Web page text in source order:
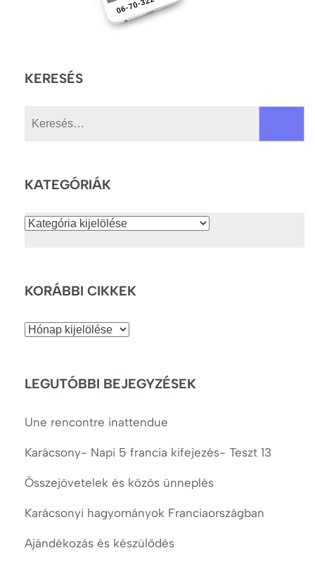
KERESÉS
KATEGÓRIÁK
Kategóriák
KORÁBBI CIKKEK
Korábbi
LEGUTÓBBI BEJEGYZÉSEK
Une rencontre inattendue
Karácsony- Napi 5 francia kifejezés- Teszt 13
Összejövetelek és közös ünneplés
Karácsonyi hagyományok Franciaországban
Ajándékozás és készülődés